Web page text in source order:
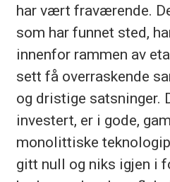
har vært fraværende.
som har funnet sted,
innenfor rammen av
sett få overraskende
og dristige satsninger.
investert, er i gode,
monolittiske
gitt null og niks igjen i